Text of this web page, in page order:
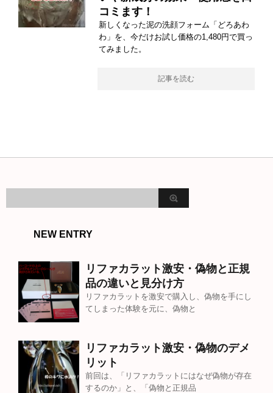
コミます！
新しくなった泥の洗顔フォーム「どろあわ
わ」を、今だけお試し価格の1,480円で買っ
てみました。
記事を読む
NEW ENTRY
リファカラット激安・偽物と正規
品の違いと見分け方
リファカラットを激安で購入し、偽物を手にし
てしまった体験を元に、偽物と
リファカラット激安・偽物のデメ
リット
前回は、「リファカラットにはなぜ偽物が存在
するのか」と、「偽物と正規品